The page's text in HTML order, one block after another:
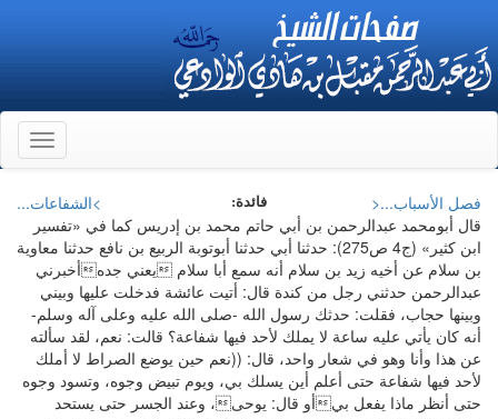
فصل الأسباب...<
فائدة:
>الشفاعات...
قال أبومحمد عبدالرحمن بن أبي حاتم محمد بن إدريس كما في «تفسير
ابن كثير» (ج4 ص275): حدثنا أبي حدثنا أبوتوبة الربيع بن نافع حدثنا معاوية
بن سلام عن أخيه زيد بن سلام أنه سمع أبا سلام يعني جدهأخبرني
عبدالرحمن حدثني رجل من كندة قال: أتيت عائشة فدخلت عليها وبيني
وبينها حجاب، فقلت: حدثك رسول الله -صلى الله عليه وعلى آله وسلم-
أنه كان يأتي عليه ساعة لا يملك لأحد فيها شفاعة؟ قالت: نعم، لقد سألته
عن هذا وأنا وهو في شعار واحد، قال: ((نعم حين يوضع الصراط لا أملك
لأحد فيها شفاعة حتى أعلم أين يسلك بي، ويوم تبيض وجوه، وتسود وجوه
حتى أنظر ماذا يفعل بيأو قال: يوحى، وعند الجسر حتى يستحد